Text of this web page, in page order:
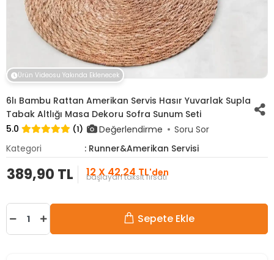
Ürün Videosu Yakında Eklenecek
6lı Bambu Rattan Amerikan Servis Hasır Yuvarlak Supla
Tabak Altlığı Masa Dekoru Sofra Sunum Seti
5.0
(1) Değerlendirme
Soru Sor
Kategori
: Runner&Amerikan Servisi
389,90 TL 12 X 42,24 TL'den
başlayan taksit fırsatı
Sepete Ekle